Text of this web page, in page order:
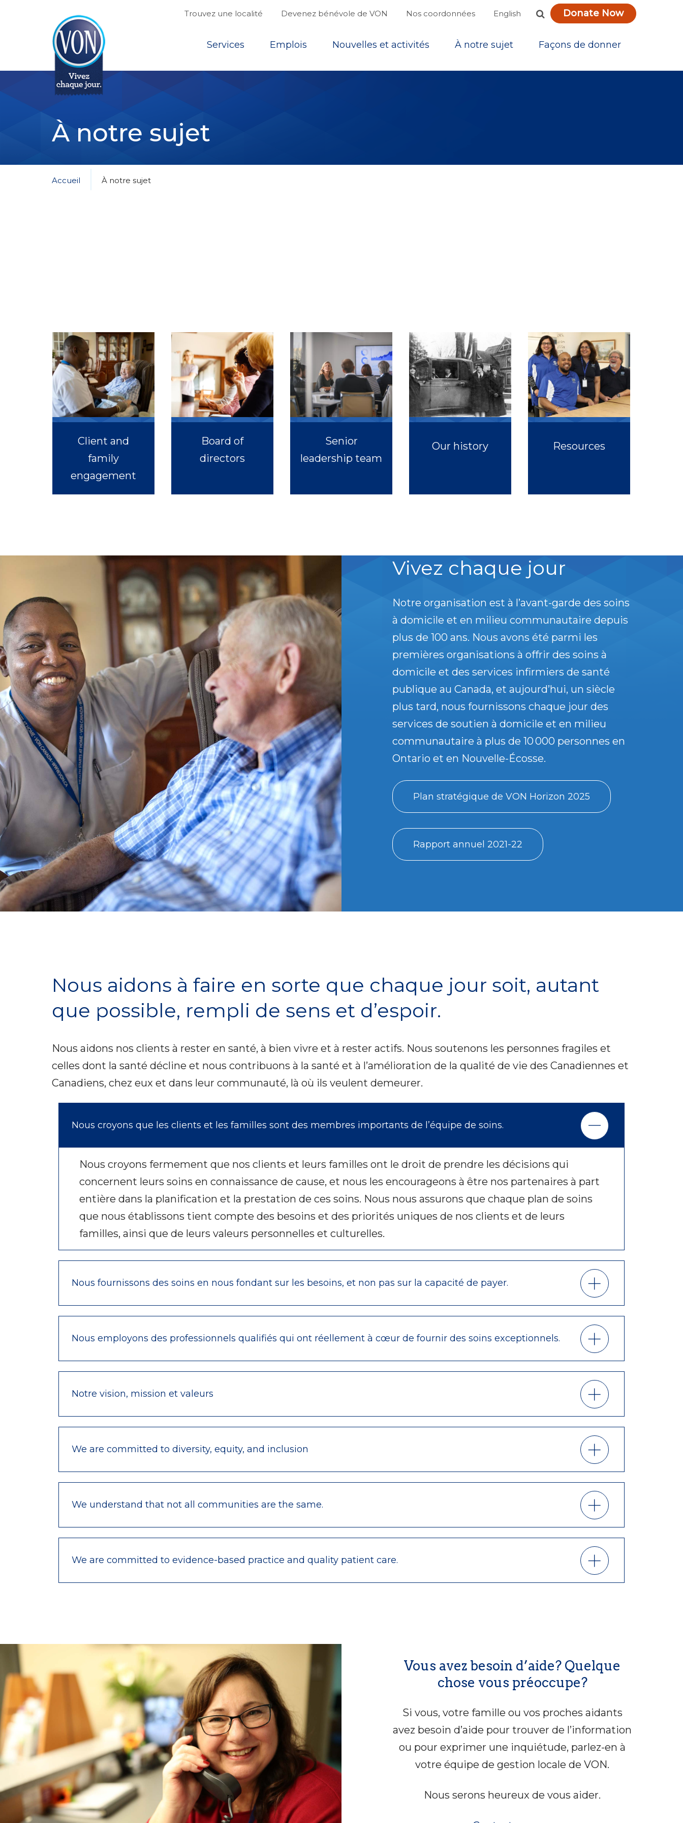
Trouvez une localité Devenez bénévole de VON Nos coordonnées English Donate Now
Services Emplois Nouvelles et activités À notre sujet Façons de donner
À notre sujet
Accueil À notre sujet
Client and
family
engagement
Board of
directors
Senior
leadership team
Our history Resources
Vivez chaque jour
Notre organisation est à l’avant-garde des soins
à domicile et en milieu communautaire depuis
plus de 100 ans. Nous avons été parmi les
premières organisations à offrir des soins à
domicile et des services infirmiers de santé
publique au Canada, et aujourd’hui, un siècle
plus tard, nous fournissons chaque jour des
services de soutien à domicile et en milieu
communautaire à plus de 10 000 personnes en
Ontario et en Nouvelle-Écosse.
Plan stratégique de VON Horizon 2025
Rapport annuel 2021-22
Nous aidons à faire en sorte que chaque jour soit, autant
que possible, rempli de sens et d’espoir.
Nous aidons nos clients à rester en santé, à bien vivre et à rester actifs. Nous soutenons les personnes fragiles et
celles dont la santé décline et nous contribuons à la santé et à l’amélioration de la qualité de vie des Canadiennes et
Canadiens, chez eux et dans leur communauté, là où ils veulent demeurer.
Nous croyons que les clients et les familles sont des membres importants de l’équipe de soins.
Nous croyons fermement que nos clients et leurs familles ont le droit de prendre les décisions qui
concernent leurs soins en connaissance de cause, et nous les encourageons à être nos partenaires à part
entière dans la planification et la prestation de ces soins. Nous nous assurons que chaque plan de soins
que nous établissons tient compte des besoins et des priorités uniques de nos clients et de leurs
familles, ainsi que de leurs valeurs personnelles et culturelles.
Nous fournissons des soins en nous fondant sur les besoins, et non pas sur la capacité de payer.
Nous employons des professionnels qualifiés qui ont réellement à cœur de fournir des soins exceptionnels.
Notre vision, mission et valeurs
We are committed to diversity, equity, and inclusion
We understand that not all communities are the same.
We are committed to evidence-based practice and quality patient care.
Vous avez besoin d’aide? Quelque
chose vous préoccupe?
Si vous, votre famille ou vos proches aidants
avez besoin d’aide pour trouver de l’information
ou pour exprimer une inquiétude, parlez-en à
votre équipe de gestion locale de VON.
Nous serons heureux de vous aider.